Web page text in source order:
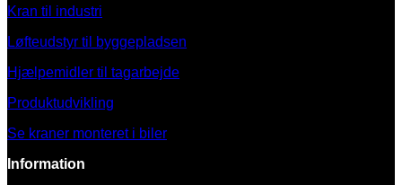
Kran til industri
Løfteudstyr til byggepladsen
Hjælpemidler til tagarbejde
Produktudvikling
Se kraner monteret i biler
Information